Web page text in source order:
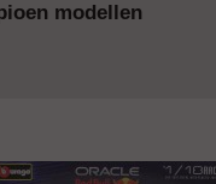
modellen